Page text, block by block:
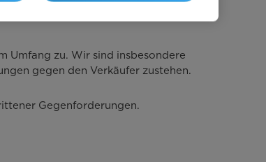
Umfang zu. Wir sind insbesondere
gegen den Verkäufer zustehen.
Gegenforderungen.